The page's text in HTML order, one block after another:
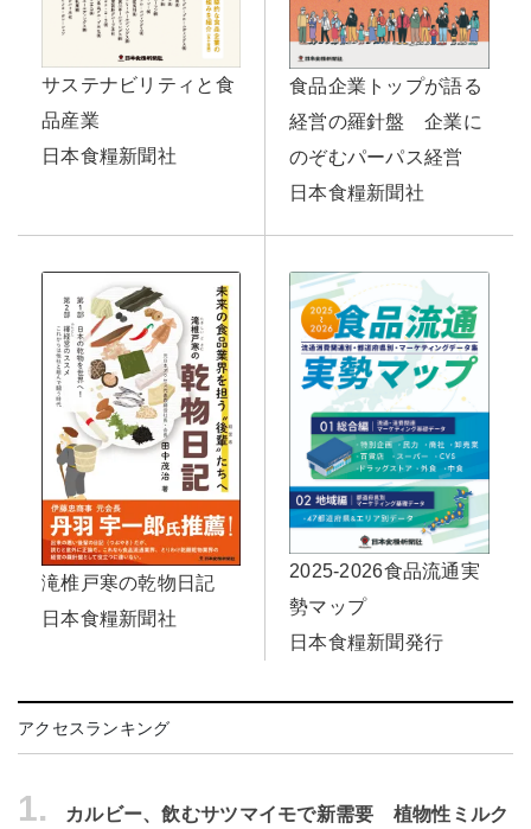
サステナビリティと食
品産業
日本食糧新聞社
食品企業トップが語る
経営の羅針盤 企業に
のぞむパーパス経営
日本食糧新聞社
滝椎戸寒の乾物日記
日本食糧新聞社
2025-2026食品流通実
勢マップ
日本食糧新聞発行
アクセスランキング
1.
カルビー、飲むサツマイモで新需要 植物性ミルク